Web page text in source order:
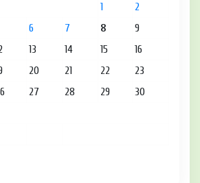
1
2
6 7 8
9
13 14 15
16
20 21 22
23
27 28 29
30